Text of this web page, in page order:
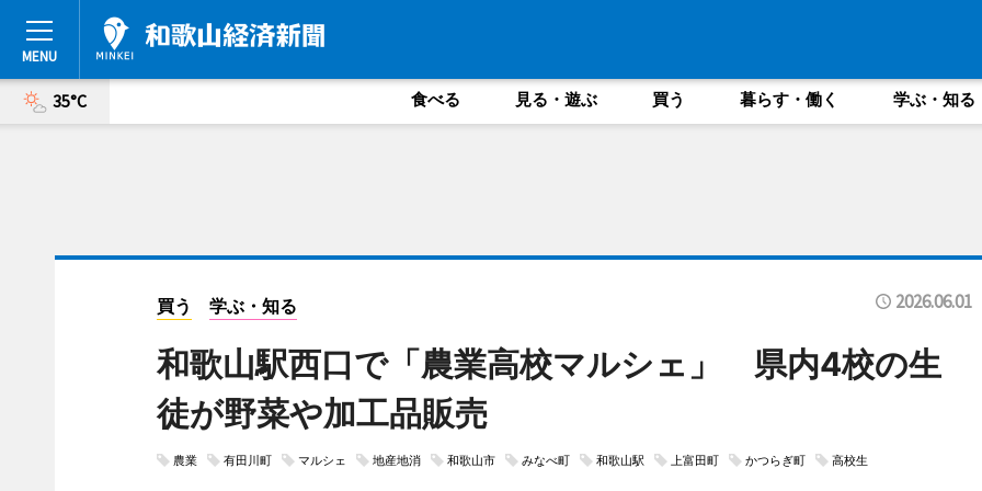
35°C 食べる 見る・遊ぶ 買う 暮らす・働く 学ぶ・知る
買う 学ぶ・知る 2026.06.01
和歌山駅西口で「農業高校マルシェ」 県内4校の生
徒が野菜や加工品販売
農業 有田川町 マルシェ 地産地消 和歌山市 みなべ町 和歌山駅 上富田町 かつらぎ町 高校生